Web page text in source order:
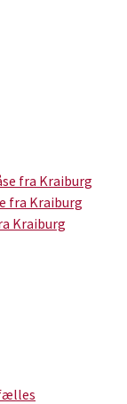
fra Kraiburg
fra Kraiburg
Kraiburg